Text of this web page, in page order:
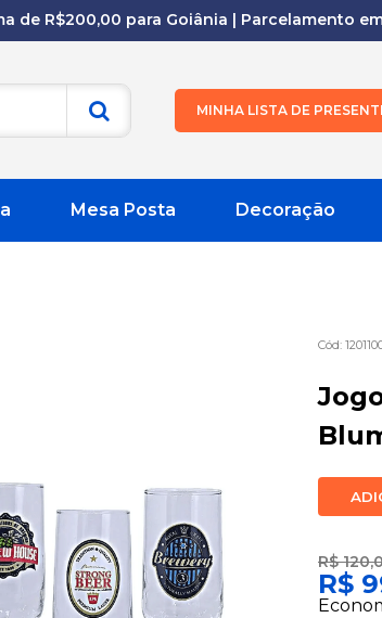
de R$200,00 para Goiânia | Parcelamento
MINHA LISTA DE
Mesa Posta Decoração
R$
R$